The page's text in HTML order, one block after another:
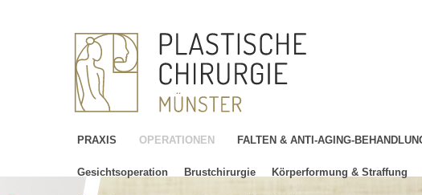
PRAXIS OPERATIONEN FALTEN & ANTI-AGING-
Gesichtsoperation Brustchirurgie Körperformung & Straffung